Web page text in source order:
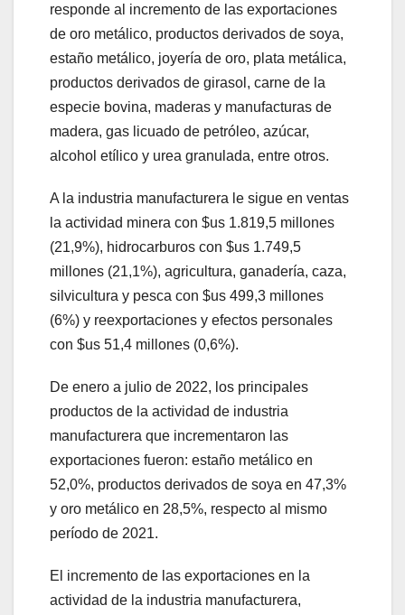
responde al incremento de las exportaciones
de oro metálico, productos derivados de soya,
estaño metálico, joyería de oro, plata metálica,
productos derivados de girasol, carne de la
especie bovina, maderas y manufacturas de
madera, gas licuado de petróleo, azúcar,
alcohol etílico y urea granulada, entre otros.
A la industria manufacturera le sigue en ventas
la actividad minera con $us 1.819,5 millones
(21,9%), hidrocarburos con $us 1.749,5
millones (21,1%), agricultura, ganadería, caza,
silvicultura y pesca con $us 499,3 millones
(6%) y reexportaciones y efectos personales
con $us 51,4 millones (0,6%).
De enero a julio de 2022, los principales
productos de la actividad de industria
manufacturera que incrementaron las
exportaciones fueron: estaño metálico en
52,0%, productos derivados de soya en 47,3%
y oro metálico en 28,5%, respecto al mismo
período de 2021.
El incremento de las exportaciones en la
actividad de la industria manufacturera,